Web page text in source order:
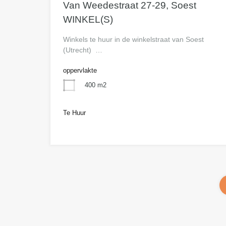
Van Weedestraat 27-29, Soest
WINKEL(S)
Winkels te huur in de winkelstraat van Soest
(Utrecht) …
oppervlakte
400 m2
Te Huur